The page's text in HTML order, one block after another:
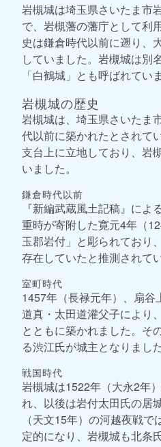
岩槻城は埼玉県さいたま市
で、岩槻藩の藩庁として利
史は鎌倉時代以前に遡り、
していました。岩槻城は別
「白鶴城」とも呼ばれていま
岩槻城の歴史
岩槻城は、埼玉県さいたま
代以前に築かれたとされて
支台上に立地しており、岩
いました。
鎌倉時代以前
『新編武蔵風土記稿』に
重時が寄附した寛元4年（
玉郡岩付」と彫られており
存在していたと推測されてい
室町時代
1457年（長禄元年）、扇谷
道真・太田道灌父子により
とともに築かれました。そ
る渋江氏が城主となりました
戦国時代
岩槻城は1522年（大永2年
れ、以後は岩付太田氏の居
（天文15年）の河越夜戦
定的になり、岩槻城も北条